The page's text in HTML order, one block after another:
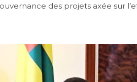
des projets axée sur